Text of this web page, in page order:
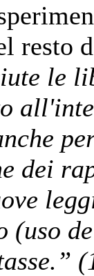
resto
le
dei